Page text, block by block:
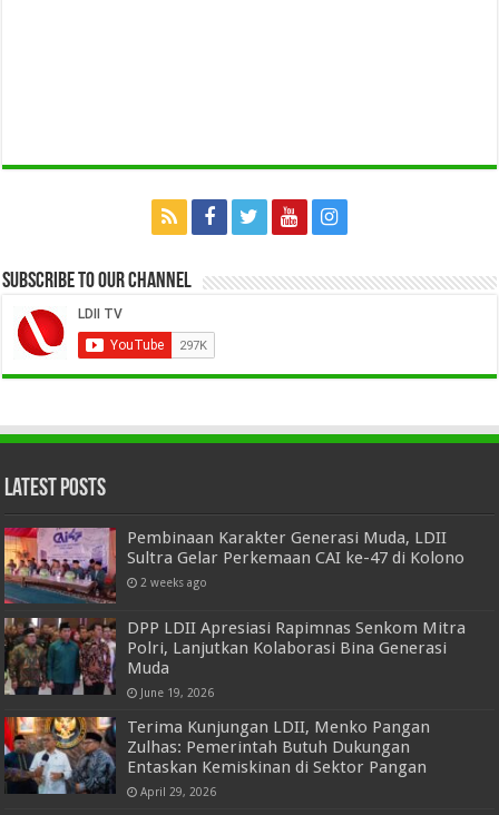
Subscribe to our Channel
Latest Posts
Pembinaan Karakter Generasi Muda, LDII
Sultra Gelar Perkemaan CAI ke-47 di Kolono
2 weeks ago
DPP LDII Apresiasi Rapimnas Senkom Mitra
Polri, Lanjutkan Kolaborasi Bina Generasi
Muda
June 19, 2026
Terima Kunjungan LDII, Menko Pangan
Zulhas: Pemerintah Butuh Dukungan
Entaskan Kemiskinan di Sektor Pangan
April 29, 2026